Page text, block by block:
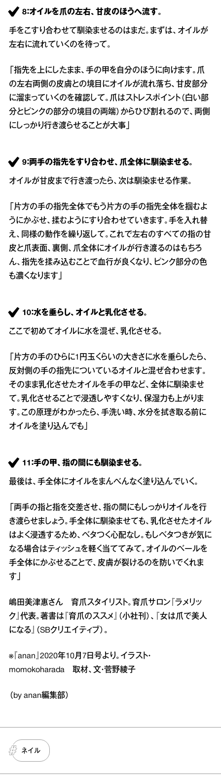
8：オイルを爪の左右、甘皮のほうへ流す。
手をこすり合わせて馴染ませるのはまだ。まずは、オイルが
左右に流れていくのを待って。
「指先を上にしたまま、手の甲を自分のほうに向けます。爪
の左右両側の皮膚との境目にオイルが流れ落ち、甘皮部分
に溜まっていくのを確認して。爪はストレスポイント（白い部
分とピンクの部分の境目の両端）からひび割れるので、両側
にしっかり行き渡らせることが大事」
9：両手の指先をすり合わせ、爪全体に馴染ませる。
オイルが甘皮まで行き渡ったら、次は馴染ませる作業。
「片方の手の指先全体でもう片方の手の指先全体を掴むよ
うにかぶせ、揉むようにすり合わせていきます。手を入れ替
え、同様の動作を繰り返して。これで左右のすべての指の甘
皮と爪表面、裏側、爪全体にオイルが行き渡るのはもちろ
ん、指先を揉み込むことで血行が良くなり、ピンク部分の色
も濃くなります」
10：水を垂らし、オイルと乳化させる。
ここで初めてオイルに水を混ぜ、乳化させる。
「片方の手のひらに1円玉くらいの大きさに水を垂らしたら、
反対側の手の指先についているオイルと混ぜ合わせます。
そのまま乳化させたオイルを手の甲など、全体に馴染ませ
て。乳化させることで浸透しやすくなり、保湿力も上がりま
す。この原理がわかったら、手洗い時、水分を拭き取る前に
オイルを塗り込んでも」
11：手の甲、指の間にも馴染ませる。
最後は、手全体にオイルをまんべんなく塗り込んでいく。
「両手の指と指を交差させ、指の間にもしっかりオイルを行
き渡らせましょう。手全体に馴染ませても、乳化させたオイル
はよく浸透するため、ベタつく心配なし。もしベタつきが気に
なる場合はティッシュを軽く当ててみて。オイルのベールを
手全体にかぶせることで、皮膚が裂けるのを防いでくれま
す」
嶋田美津惠さん 育爪スタイリスト。育爪サロン『ラメリッ
ク』代表。著書は『育爪のススメ』（小社刊）、『女は爪で美人
になる』（SBクリエイティブ）。
※『anan』2020年10月7日号より。イラスト・
momokoharada 取材、文・菅野綾子
（by anan編集部）
ネイル